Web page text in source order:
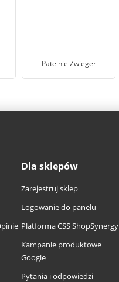
Patelnie Zwieger
Dla sklepów
Zarejestruj sklep
Logowanie do panelu
Platforma CSS ShopSynergy
Kampanie produktowe
Google
Pytania i odpowiedzi